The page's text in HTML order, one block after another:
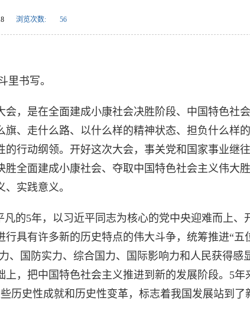
浏览次数: 56
书写。
，是在全面建成小康社会决胜阶段、中国特色社
、走什么路、以什么样的精神状态、担负什么样
行动纲领。开好这次大会，事关党和国家事业继
全面建成小康社会、夺取中国特色社会主义伟大胜
实践意义。
的5年，以习近平同志为核心的党中央迎难而上、
具有许多新的历史特点的伟大斗争，统筹推进“五
、国防实力、综合国力、国际影响力和人民获得感
，把中国特色社会主义推进到新的发展阶段。5年
历史性成就和历史性变革，标志着我国发展站到了